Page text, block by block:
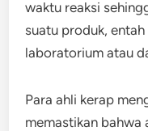
waktu reaksi
suatu produk,
laboratorium atau
Para ahli kerap
memastikan